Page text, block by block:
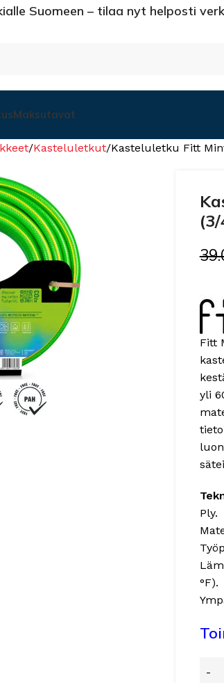
Suomeen – tilaa nyt helposti
Maksutavat
Kasteluletkut Kasteluletku Fitt
Fitt
yli
Ply.
°F).